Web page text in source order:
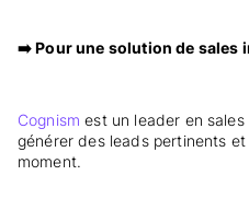
➡️ Pour une solution de sales
Cognism est un leader en
générer des leads pertinents
moment.